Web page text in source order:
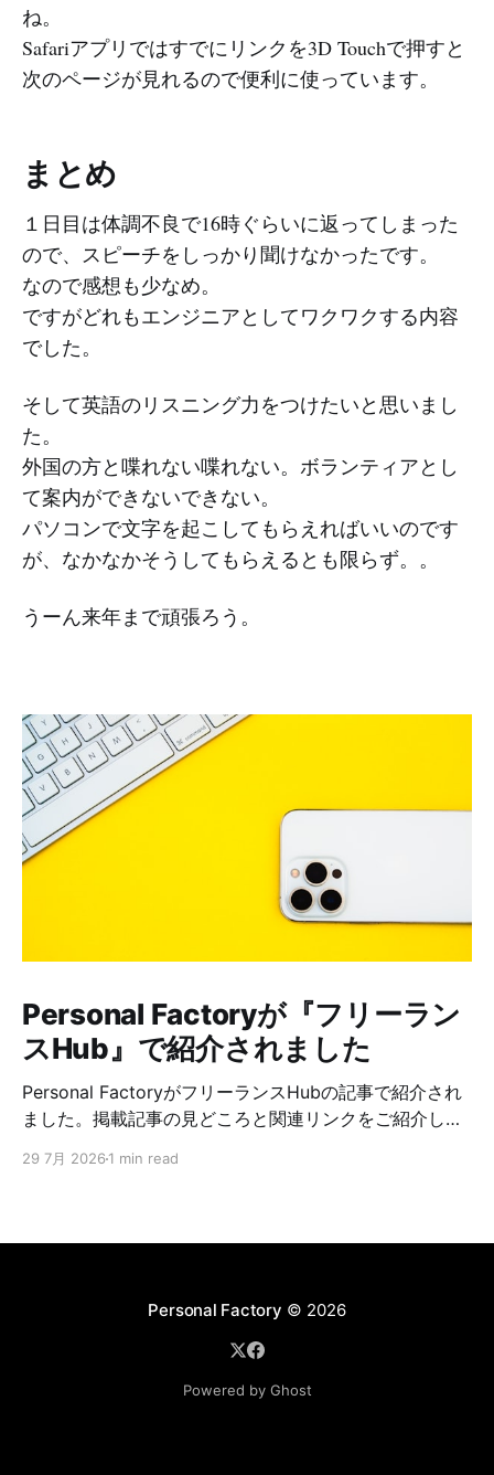
ね。
Safariアプリではすでにリンクを3D Touchで押すと
次のページが見れるので便利に使っています。
まとめ
１日目は体調不良で16時ぐらいに返ってしまった
ので、スピーチをしっかり聞けなかったです。
なので感想も少なめ。
ですがどれもエンジニアとしてワクワクする内容
でした。
そして英語のリスニング力をつけたいと思いまし
た。
外国の方と喋れない喋れない。ボランティアとし
て案内ができないできない。
パソコンで文字を起こしてもらえればいいのです
が、なかなかそうしてもらえるとも限らず。。
うーん来年まで頑張ろう。
Personal Factoryが『フリーラン
スHub』で紹介されました
Personal FactoryがフリーランスHubの記事で紹介され
ました。掲載記事の見どころと関連リンクをご紹介しま
29 7月 2026 1 min read
Personal Factory © 2026
Powered by Ghost